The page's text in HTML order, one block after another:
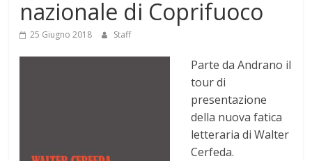
nazionale di Coprifuoco
25 Giugno 2018 Staff
Parte da Andrano il
tour di
presentazione
della nuova fatica
letteraria di Walter
Cerfeda.